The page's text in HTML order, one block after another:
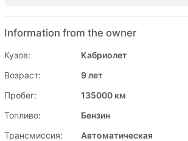
Information from the owner
Кузов:
Кабриолет
Возраст:
9 лет
Пробег:
135000 км
Топливо:
Бензин
Трансмиссия:
Автоматическая